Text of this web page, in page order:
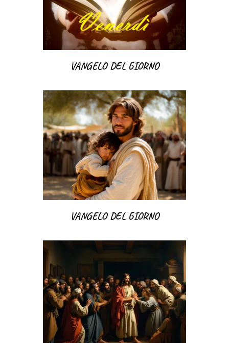
VANGELO DEL GIORNO
VANGELO DEL GIORNO